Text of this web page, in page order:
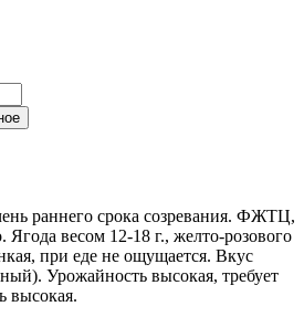
раннего срока созревания. ФЖТЦ,
Ягода весом 12-18 г., желто-розового
при еде не ощущается. Вкус
Урожайность высокая, требует
высокая.